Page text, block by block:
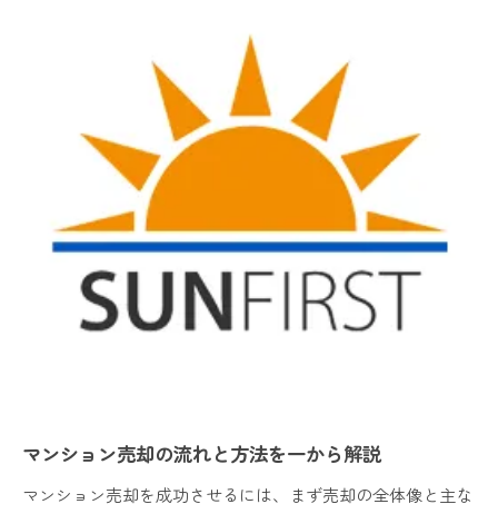
マンション売却に必要な書類と準備方法
マンション売却手続きで押さえるべき書類
スムーズなマンション売却のための事前準備
マンション売却 必要書類のチェックリスト
マンション売却手続きの流れと準備のコツ
売れない時に見直すべきマンション売却の工夫
マンション売却が売れない場合の対処法
マンション売却 売れない時に見直すポイント
入金時期やその後の手続きまで徹底解説
マンション売却の入金時期と流れを解説
マンション売却の流れと方法を一から解説
マンション売却を成功させるには、まず売却の全体像と主な